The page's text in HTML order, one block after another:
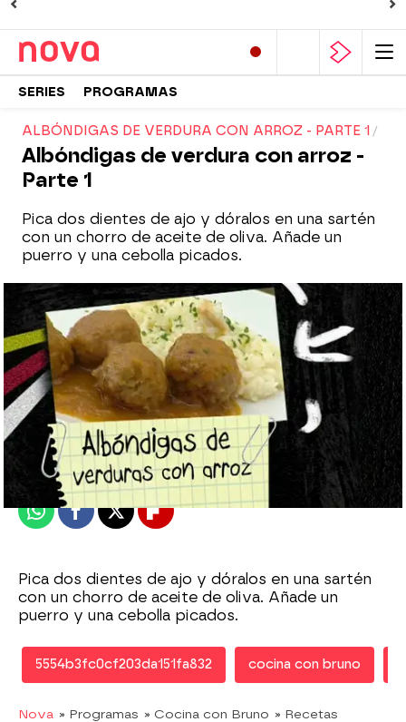
SERIES PROGRAMAS
ALBÓNDIGAS DE VERDURA CON ARROZ - PARTE 1
Albóndigas de verdura con arroz -
Parte 1
Pica dos dientes de ajo y dóralos en una sartén
con un chorro de aceite de oliva. Añade un
puerro y una cebolla picados.
Nova
Publicado:14 de noviembre de 2011, 17:05
WhatsappFacebook
X Flipboard
Pica dos dientes de ajo y dóralos en una sartén
con un chorro de aceite de oliva. Añade un
puerro y una cebolla picados.
5554b3fc0cf203da151fa832 cocina con bruno
Nova » Programas » Cocina con Bruno » Recetas